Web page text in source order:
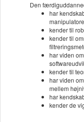
Den
har
kender til
kender til
har viden
kender til
har viden
mellem
har
kender de